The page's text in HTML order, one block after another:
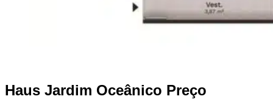
Haus Jardim Oceânico Preço